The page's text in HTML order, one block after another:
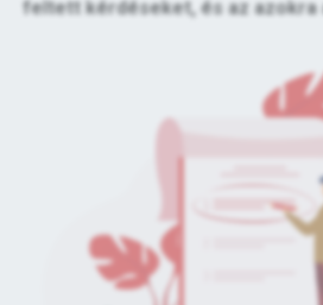
feltett kérdéseket, és az azokra